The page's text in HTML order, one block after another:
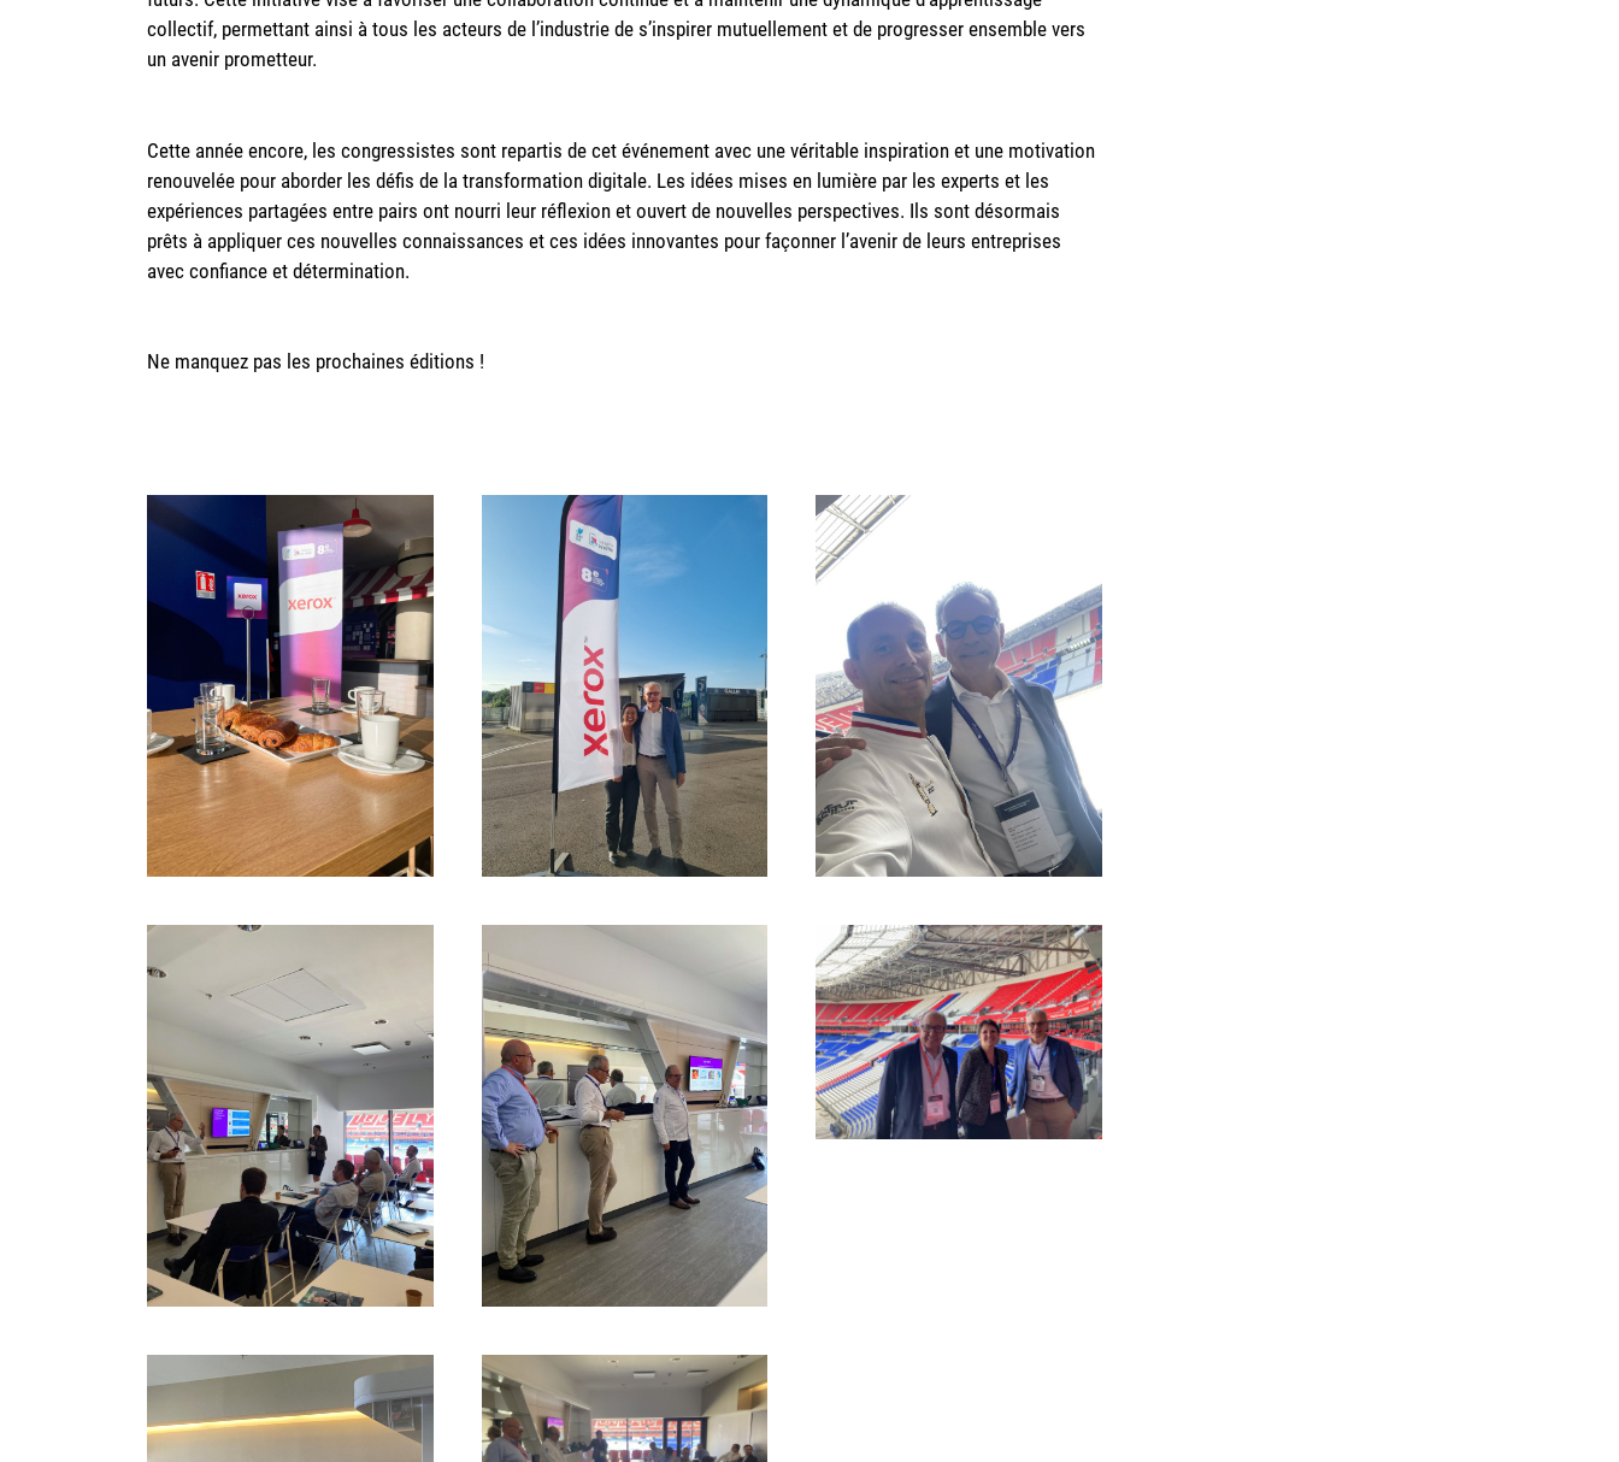
collectif, permettant ainsi à tous les acteurs de l’industrie de s’inspirer mutuellement et de progresser ensemble vers
un avenir prometteur.
Cette année encore, les congressistes sont repartis de cet événement avec une véritable inspiration et une motivation
renouvelée pour aborder les défis de la transformation digitale. Les idées mises en lumière par les experts et les
expériences partagées entre pairs ont nourri leur réflexion et ouvert de nouvelles perspectives. Ils sont désormais
prêts à appliquer ces nouvelles connaissances et ces idées innovantes pour façonner l’avenir de leurs entreprises
avec confiance et détermination.
Ne manquez pas les prochaines éditions !